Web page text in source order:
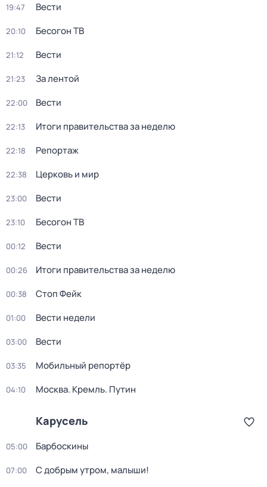
19:47 Вести
20:10 Бесогон ТВ
21:12 Вести
21:23 За лентой
22:00 Вести
22:13 Итоги правительства за неделю
22:18 Репортаж
22:38 Церковь и мир
23:00 Вести
23:10 Бесогон ТВ
00:12 Вести
00:26 Итоги правительства за неделю
00:38 Стоп Фейк
01:00 Вести недели
03:00 Вести
03:35 Мобильный репортёр
04:10 Москва. Кремль. Путин
Карусель
05:00 Барбоскины
07:00 С добрым утром, малыши!